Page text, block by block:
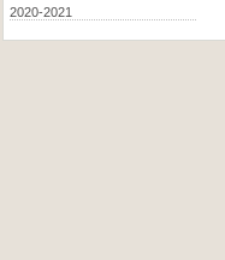
2020-2021